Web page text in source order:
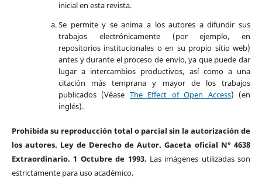
inicial en esta revista.
Se permite y se anima a los autores a difundir sus
trabajos electrónicamente (por ejemplo, en
repositorios institucionales o en su propio sitio web)
antes y durante el proceso de envío, ya que puede dar
lugar a intercambios productivos, así como a una
citación más temprana y mayor de los trabajos
publicados (Véase The Effect of Open Access) (en
inglés).
Prohibida su reproducción total o parcial sin la autorización de
los autores. Ley de Derecho de Autor. Gaceta oficial N° 4638
Extraordinario. 1 Octubre de 1993. Las imágenes utilizadas son
estrictamente para uso académico.